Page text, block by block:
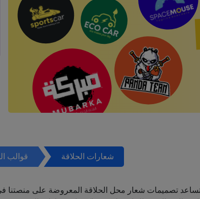
قوالب شعارات الحلاقة
تصميمات شعار محل الحلاقة المعروضة على منصتنا